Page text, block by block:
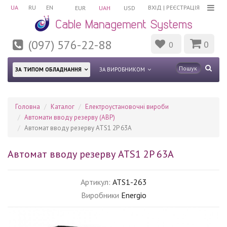
UA RU EN ВХІД | РЕЄСТРАЦІЯ
EUR UAH USD
(097) 576-22-88 0 0
ЗА ТИПОМ ОБЛАДНАННЯ ЗА ВИРОБНИКОМ
Головна Каталог
Електроустановочні вироби
Автомати вводу резерву (АВР)
Автомат вводу резерву ATS1 2P 63A
Автомат вводу резерву ATS1 2P 63A
Артикул: ATS1-263
Виробники Energio